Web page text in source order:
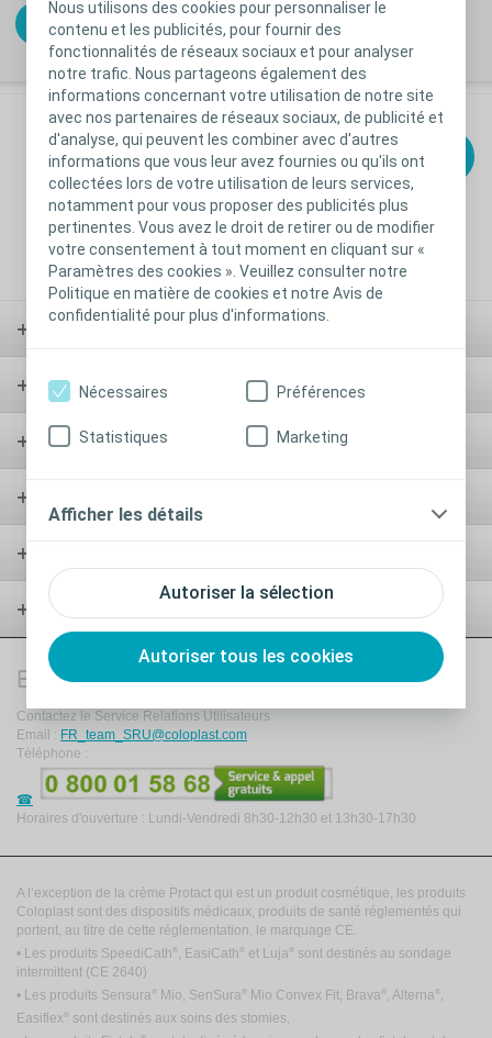
Nous utilisons des cookies pour personnaliser le
contenu et les publicités, pour fournir des
fonctionnalités de réseaux sociaux et pour analyser
notre trafic. Nous partageons également des
informations concernant votre utilisation de notre site
avec nos partenaires de réseaux sociaux, de publicité et
d'analyse, qui peuvent les combiner avec d'autres
informations que vous leur avez fournies ou qu'ils ont
collectées lors de votre utilisation de leurs services,
notamment pour vous proposer des publicités plus
pertinentes. Vous avez le droit de retirer ou de modifier
votre consentement à tout moment en cliquant sur «
Paramètres des cookies ». Veuillez consulter notre
Politique en matière de cookies et notre Avis de
confidentialité pour plus d'informations.
Autoriser la sélection
Autoriser tous les cookies
Nécessaires Préférences
Statistiques Marketing
Afficher les détails
En savoir plus
Recevez
toute
l'actualité
Coloplast !
newsletter !
Testez nos produits
Aires thérapeutiques
Nos solutions
A propos de nous
Besoin d'informations ?
Contactez le Service Relations Utilisateurs
Email : FR_team_SRU@coloplast.com
Téléphone :
Horaires d'ouverture : Lundi-Vendredi 8h30-12h30 et 13h30-17h30
A l’exception de la crème Protact qui est un produit cosmétique, les produits
Coloplast sont des dispositifs médicaux, produits de santé réglementés qui
portent, au titre de cette réglementation, le marquage CE.
• Les produits SpeediCath ® , EasiCath ® et Luja ®
sont destinés au sondage
intermittent (CE 2640)
• Les produits Sensura ® Mio, SenSura ® Mio Convex Fit, Brava ® , Alterna ® ,
Easiflex ®
sont destinés aux soins des stomies,